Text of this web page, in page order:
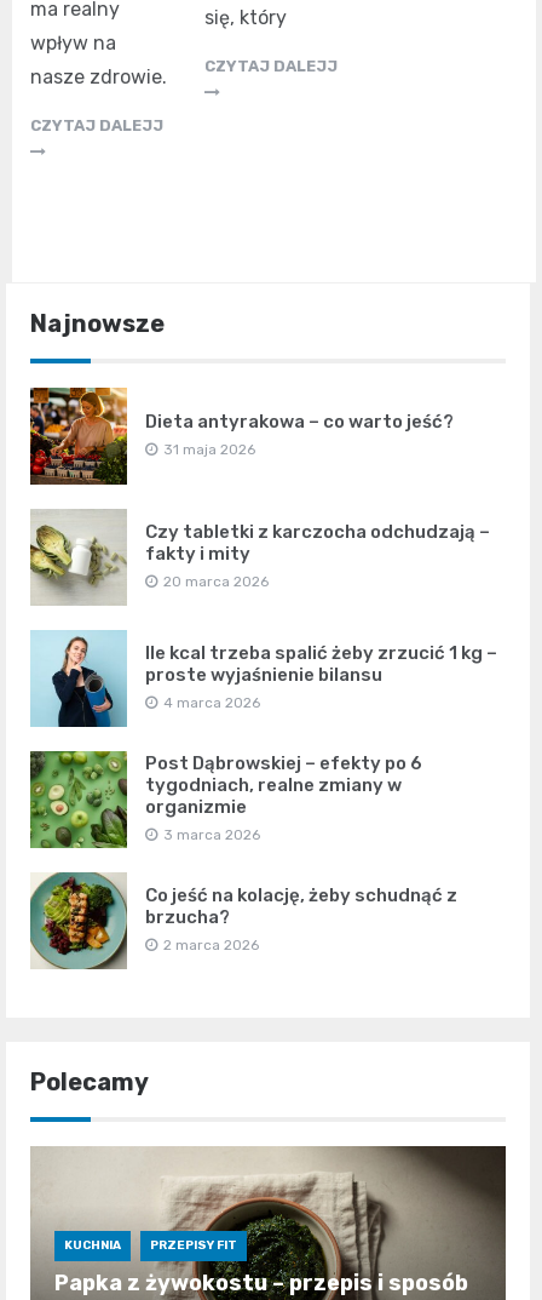
ma realny
wpływ na
nasze zdrowie.
CZYTAJ DALEJJ
się, który
CZYTAJ DALEJJ
Najnowsze
Dieta antyrakowa – co warto jeść?
31 maja 2026
Czy tabletki z karczocha odchudzają –
fakty i mity
20 marca 2026
Ile kcal trzeba spalić żeby zrzucić 1 kg –
proste wyjaśnienie bilansu
4 marca 2026
Post Dąbrowskiej – efekty po 6
tygodniach, realne zmiany w
organizmie
3 marca 2026
Co jeść na kolację, żeby schudnąć z
brzucha?
2 marca 2026
Polecamy
KUCHNIA PRZEPISY FIT
Papka z żywokostu – przepis i sposób